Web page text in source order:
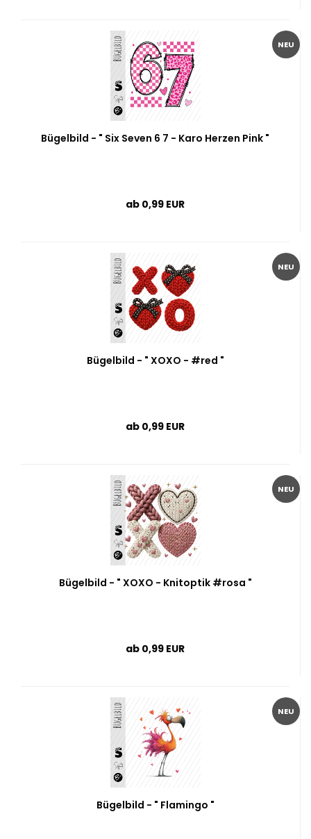
NEU
Bügelbild - " Six Seven 6 7 - Karo Herzen Pink "
ab 0,99 EUR
NEU
Bügelbild - " XOXO - #red "
ab 0,99 EUR
NEU
Bügelbild - " XOXO - Knitoptik #rosa "
ab 0,99 EUR
NEU
Bügelbild - " Flamingo "